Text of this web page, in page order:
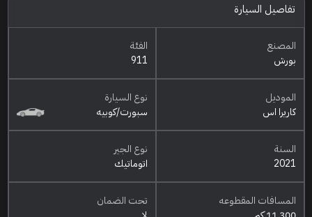
تفاصيل السيارة
المصنع
بورش
الفئة
911
الموديل
كاريرا اس
نوع السيارة
سبورت/كوبيه
السنة
2021
نوع الجير
اتوماتيك
المسافات المقطوعه
تحت الضمان